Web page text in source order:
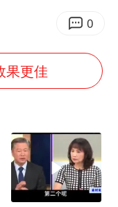
升气血
0
果更佳